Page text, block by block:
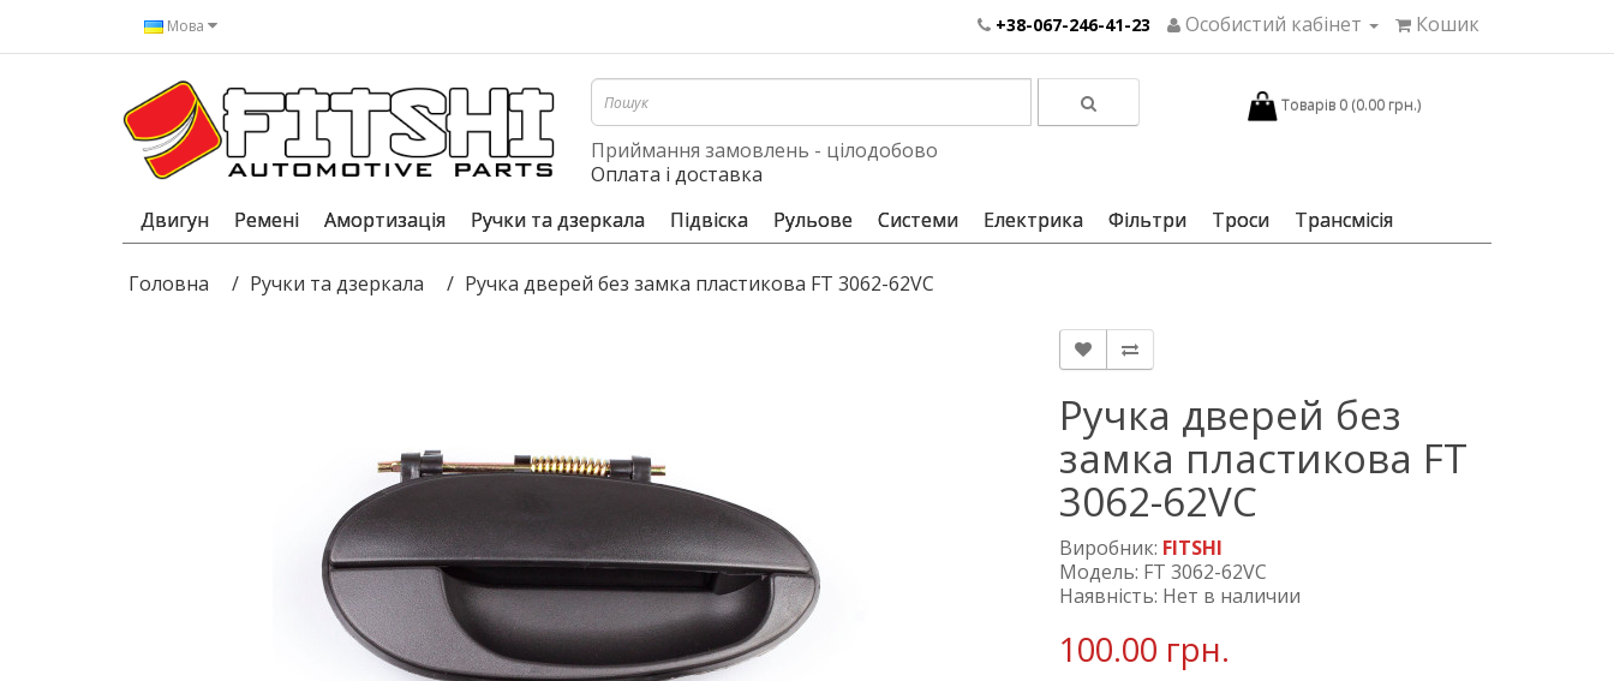
Мова +38-067-246-41-23 Особистий кабінет Кошик
Приймання замовлень - цілодобово
Оплата і доставка
Товарів 0 (0.00 грн.)
Двигун Ремені Амортизація Ручки та дзеркала Підвіска Рульове Системи Електрика Фільтри Троси Трансмісія
Головна Ручки та дзеркала Ручка дверей без замка пластикова FT 3062-62VC
Ручка дверей без
замка пластикова FT
3062-62VC
Виробник: FITSHI
Модель: FT 3062-62VC
Наявність: Нет в наличии
100.00 грн.